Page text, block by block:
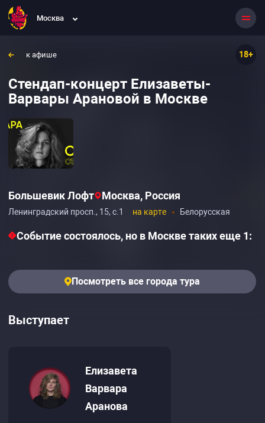
Москва
к афише 18+
Стендап-концерт Елизаветы-
Варвары Арановой в Москве
Большевик Лофт Москва, Россия
Ленинградский просп., 15, с.1 на карте Белорусская
Событие состоялось, но в Москве таких еще 1:
Посмотреть все города тура
Выступает
Елизавета
Варвара
Аранова